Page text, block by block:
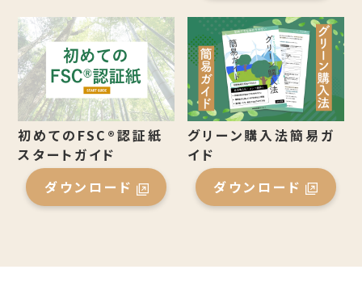
初めてのFSC®認証紙
スタートガイド
ダウンロード
グリーン購入法簡易ガ
イド
ダウンロード